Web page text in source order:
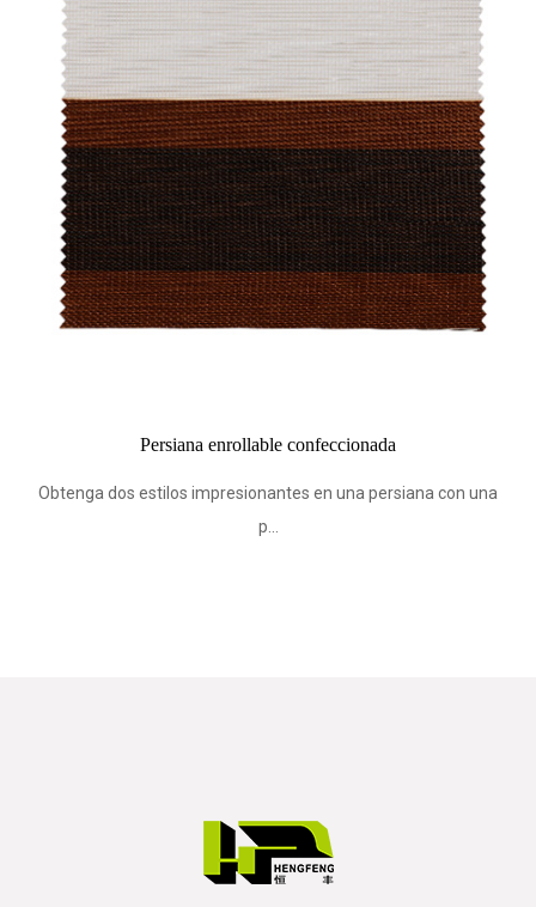
Persiana enrollable confeccionada
Obtenga dos estilos impresionantes en una persiana con una
p...